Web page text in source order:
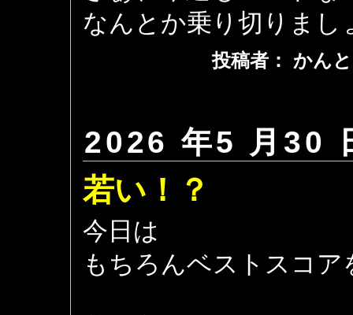
なんとか乗り切りまし
投稿者： かん
2026 年5 月30
若い！？
今日は
もちろんベストスコ